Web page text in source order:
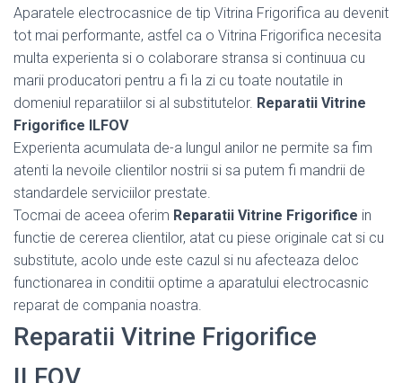
Aparatele electrocasnice de tip Vitrina Frigorifica au devenit
tot mai performante, astfel ca o Vitrina Frigorifica necesita
multa experienta si o colaborare stransa si continuua cu
marii producatori pentru a fi la zi cu toate noutatile in
domeniul reparatiilor si al substitutelor. Reparatii Vitrine
Frigorifice ILFOV
Experienta acumulata de-a lungul anilor ne permite sa fim
atenti la nevoile clientilor nostrii si sa putem fi mandrii de
standardele serviciilor prestate.
Tocmai de aceea oferim Reparatii Vitrine Frigorifice in
functie de cererea clientilor, atat cu piese originale cat si cu
substitute, acolo unde este cazul si nu afecteaza deloc
functionarea in conditii optime a aparatului electrocasnic
reparat de compania noastra.
Reparatii Vitrine Frigorifice